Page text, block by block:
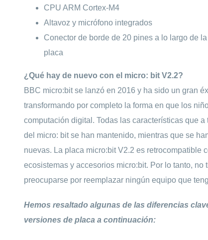
CPU ARM Cortex-M4
Altavoz y micrófono integrados
Conector de borde de 20 pines a lo largo de
placa
¿Qué hay de nuevo con el micro: bit V2.2?
BBC micro:bit se lanzó en 2016 y ha sido un gran
transformando por completo la forma en que los
computación digital. Todas las características que a
del micro: bit se han mantenido, mientras que se
nuevas. La placa micro:bit V2.2 es retrocompatible
ecosistemas y accesorios micro:bit. Por lo tanto, no
preocuparse por reemplazar ningún equipo que
Hemos resaltado algunas de las diferencias
versiones de placa a continuación: